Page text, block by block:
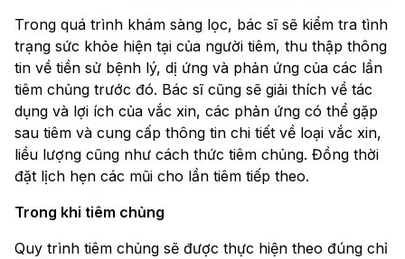
Trong quá trình khám sàng lọc, bác sĩ sẽ kiểm tra tình
trạng sức khỏe hiện tại của người tiêm, thu thập thông
tin về tiền sử bệnh lý, dị ứng và phản ứng của các lần
tiêm chủng trước đó. Bác sĩ cũng sẽ giải thích về tác
dụng và lợi ích của vắc xin, các phản ứng có thể gặp
sau tiêm và cung cấp thông tin chi tiết về loại vắc xin,
liều lượng cũng như cách thức tiêm chủng. Đồng thời
đặt lịch hẹn các mũi cho lần tiêm tiếp theo.
Trong khi tiêm chủng
Quy trình tiêm chủng sẽ được thực hiện theo đúng chỉ